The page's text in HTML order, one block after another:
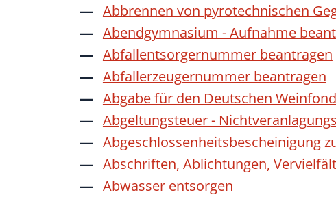
Abbrennen von pyrotechnischen
Abendgymnasium - Aufnahme
Abfallentsorgernummer beantragen
Abfallerzeugernummer beantragen
Abgabe für den Deutschen
Abgeltungsteuer -
Abgeschlossenheitsbescheinigung
Abschriften, Ablichtungen,
Abwasser entsorgen